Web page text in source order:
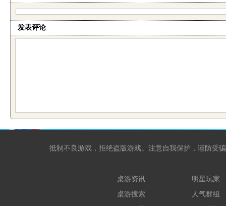
发表评论
抵制不良游戏，拒绝盗版游戏。注意自我保护，谨防受
桌游资讯
桌游搜索
明星玩家
人气群组